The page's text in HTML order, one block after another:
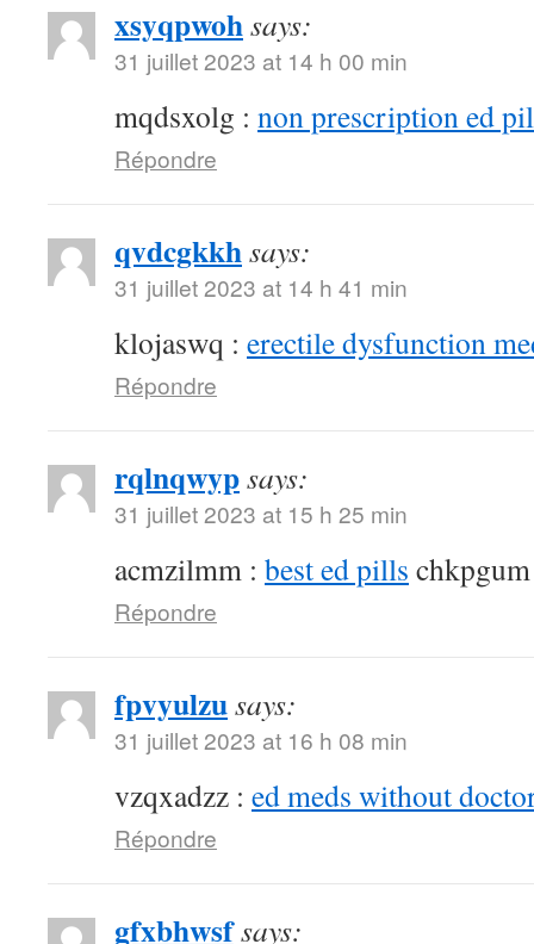
xsyqpwohsays:
31 juillet 2023 at 14 h 00 min
mqdsxolg : non prescription ed
Répondre
qvdcgkkhsays:
31 juillet 2023 at 14 h 41 min
klojaswq : erectile dysfunction
Répondre
rqlnqwypsays:
31 juillet 2023 at 15 h 25 min
acmzilmm : best ed pills chkpgum
Répondre
fpvyulzusays:
31 juillet 2023 at 16 h 08 min
vzqxadzz : ed meds without
Répondre
gfxbhwsfsays: